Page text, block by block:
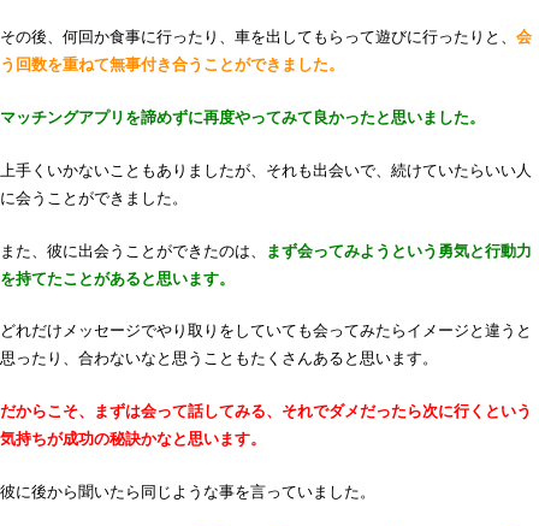
その後、何回か食事に行ったり、車を出してもらって遊びに行ったりと、 会
う回数を重ねて無事付き合うことができました。
マッチングアプリを諦めずに再度やってみて良かったと思いました。
上手くいかないこともありましたが、それも出会いで、続けていたらいい人
に会うことができました。
また、彼に出会うことができたのは、
まず会ってみようという勇気と行動力
を持てたことがあると思います。
どれだけメッセージでやり取りをしていても会ってみたらイメージと違うと
思ったり、合わないなと思うこともたくさんあると思います。
だからこそ、まずは会って話してみる、それでダメだったら次に行くという
気持ちが成功の秘訣かなと思います。
彼に後から聞いたら同じような事を言っていました。